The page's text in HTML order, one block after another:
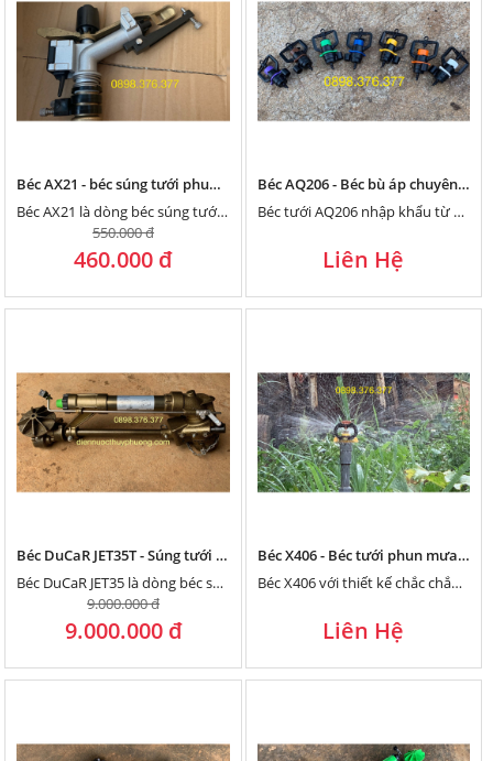
Béc AX21 - béc súng tưới phun mưa cho bơm nhỏ 1 pha
Béc AX21 là dòng béc súng tưới phun mưa, chuyên dùng cho bơm bé, bơm nhỏ 1 pha như 1hp (750w), 1.5hp (1100w, 1.1kw) 2hp (1500w, 1.5kw). Béc phù hợp với tưới cây, tưới vườn diện tích nhỏ
550.000 đ
460.000 đ
Béc AQ206 - Béc bù áp chuyên tưới đồi dốc từ Ấn Độ
Béc tưới AQ206 nhập khẩu từ Ấn Độ là béc bù áp chuyên tưới đồi dốc cho cây ăn trái lâu năm như bơ, sầu riêng, mít.
Liên Hệ
Béc DuCaR JET35T - Súng tưới phun mưa bán kính 38 mét của Thổ Nhĩ Kỳ chuyên dùng cho nước bẩn
Béc DuCaR JET35 là dòng béc súng tưới phun mưa bán kính tới 38 mét của Thổ Nhĩ Kỳ chuyên dùng cho tưới nước bẩn
9.000.000 đ
9.000.000 đ
Béc X406 - Béc tưới phun mưa hạt nhỏ, đều từ trong ra ngoài
Béc X406 với thiết kế chắc chắn và đơn giản nhưng lại đạt hiệu quả tưới phun mưa hạt nhỏ, cực đều từ trong ra ngoài với bán kính phun lớn từ 4 đến 6 mét tùy theo áp lực.
Liên Hệ